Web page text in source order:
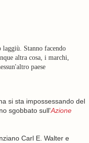
Stanno facendo
altra cosa, i marchi,
paese
si sta impossessando del
sgobbato sull'Azione
Carl E. Walter e